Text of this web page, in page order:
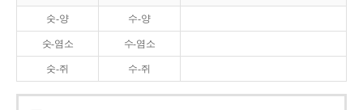
숫-양 수-양
숫-염소 수-염소
숫-쥐 수-쥐